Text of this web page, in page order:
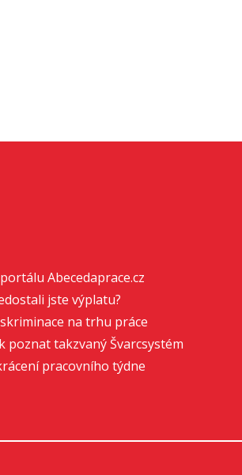
Abecedaprace.cz
jste výplatu?
na trhu práce
poznat takzvaný Švarcsystém
pracovního týdne